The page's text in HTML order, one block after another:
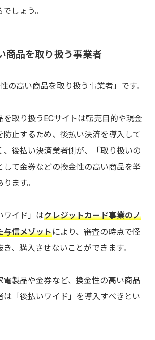
しょう。
商品を取り扱う事業者
の高い商品を取り扱う事業者」です。
取り扱うECサイトは転売目的や現金
防止するため、後払い決済を導入して
、後払い決済業者側が、「取り扱いの
して金券などの換金性の高い商品を挙
ます。
ワイド」はクレジットカード事業のノ
与信メゾットにより、審査の時点で怪
、購入させないことができます。
電製品や金券など、換金性の高い商品
は「後払いワイド」を導入すべきとい